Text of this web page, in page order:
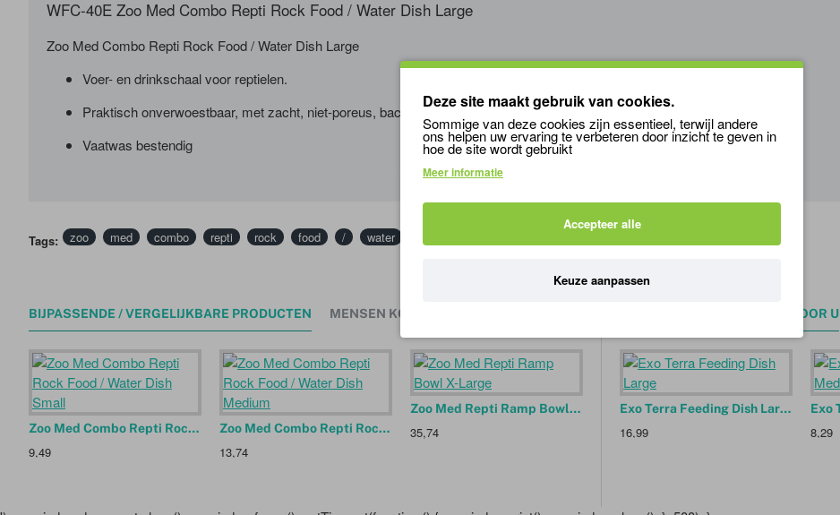
WFC-40E Zoo Med Combo Repti Rock Food / Water Dish Large
Zoo Med Combo Repti Rock Food / Water Dish Large
Voer- en drinkschaal voor reptielen.
Praktisch onverwoestbaar, met zacht, niet-poreus, bacteriënwerend oppervlak.
Vaatwas bestendig
Tags: zoo med combo repti rock food / water water
BIJPASSENDE / VERGELIJKBARE PRODUCTEN MENSEN KOCHTEN OOK
Zoo Med Combo Repti Rock Food / Water Dish Small
9,49
Zoo Med Combo Repti Rock Food / Water Dish Medium
13,74
Zoo Med Repti Ramp Bowl X-Large
35,74
MISSCHIEN INTERRESANT VOOR U
Exo Terra Feeding Dish Large
16,99 8,29
Deze site maakt gebruik van cookies.
Sommige van deze cookies zijn essentieel, terwijl andere
ons helpen uw ervaring te verbeteren door inzicht te geven in
hoe de site wordt gebruikt
Meer informatie
Accepteer alle
Keuze aanpassen